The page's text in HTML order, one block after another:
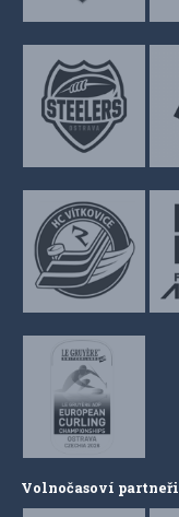
Volnočasoví partneři